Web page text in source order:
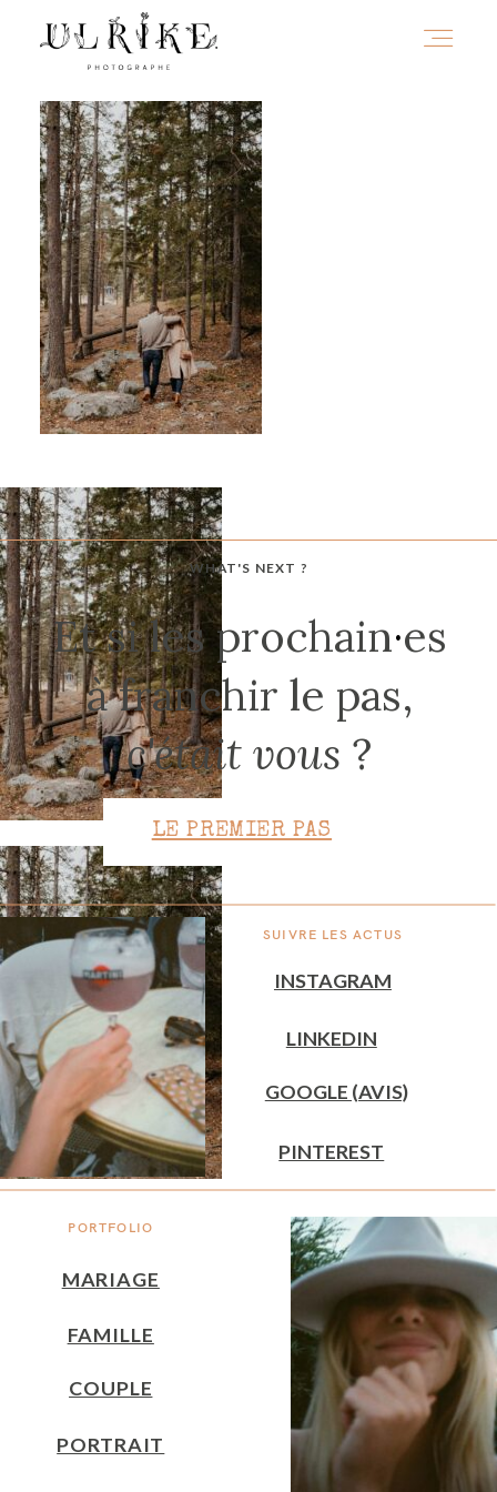
WHAT'S NEXT ?
PORTFOLIO
SUIVRE LES ACTUS
Et si les prochain·es
à franchir le pas,
c'était vous ?
MARIAGE
INSTAGRAM
GOOGLE (AVIS)
FAMILLE
PINTEREST
COUPLE
LINKEDIN
PORTRAIT
LE PREMIER PAS
HOME
A PROPOS
PORTFOLIO
INFOS
JOURNAL
CONTACT